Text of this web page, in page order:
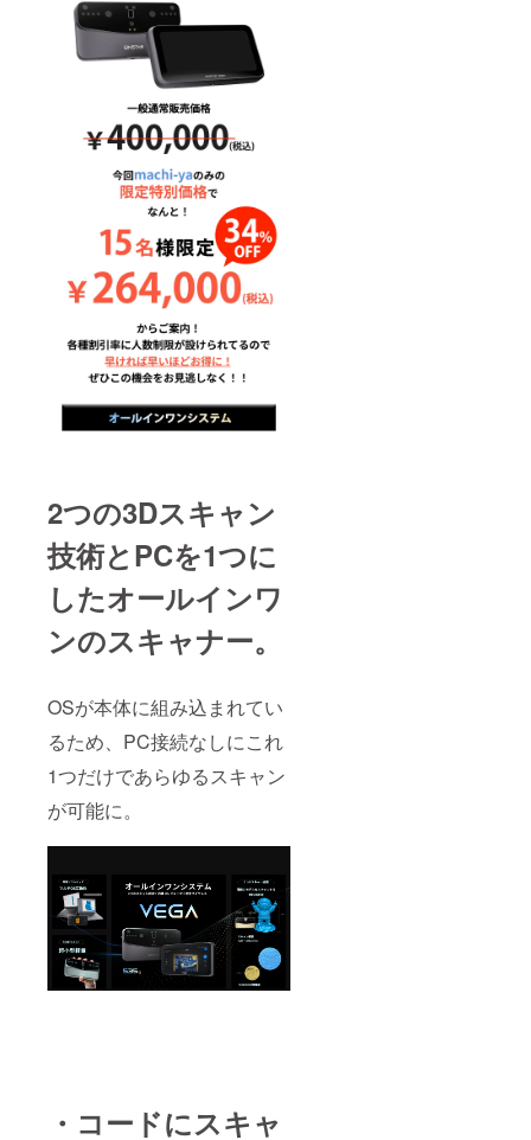
2つの3Dスキャン
技術とPCを1つに
したオールインワ
ンのスキャナー。
OSが本体に組み込まれてい
るため、PC接続なしにこれ
1つだけであらゆるスキャン
が可能に。
・コードにスキャ